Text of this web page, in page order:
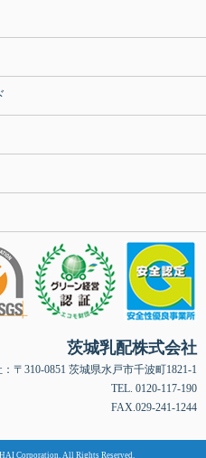
茨城乳配株式会社
〒310-0851 茨城県水戸市千波町1821-1
TEL. 0120-117-190
FAX.029-241-1244
Corporation. All Rights Reserved.